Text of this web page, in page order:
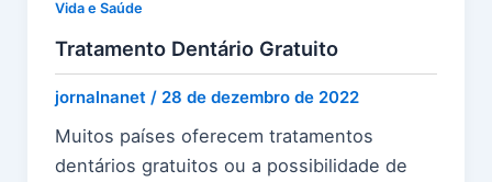
Vida e Saúde
Tratamento Dentário Gratuito
jornalnanet / 28 de dezembro de 2022
Muitos países oferecem tratamentos
dentários gratuitos ou a possibilidade de